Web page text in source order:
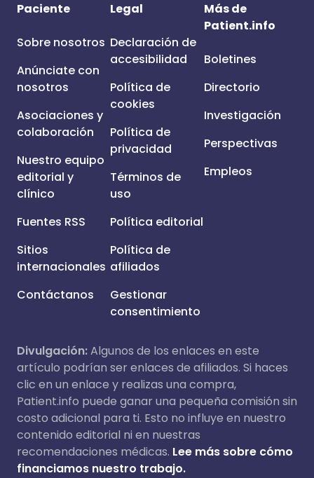
Paciente
Sobre nosotros
Anúnciate con
nosotros
Asociaciones y
colaboración
Nuestro equipo
editorial y
clínico
Fuentes RSS
Sitios
internacionales
Contáctanos
Legal
Declaración de
accesibilidad
Política de
cookies
Política de
privacidad
Términos de
uso
Política editorial
Política de
afiliados
Gestionar
consentimiento
Más de
Patient.info
Boletines
Directorio
Investigación
Perspectivas
Empleos
Divulgación:Algunos de los enlaces en este
artículo podrían ser enlaces de afiliados. Si haces
clic en un enlace y realizas una compra,
Patient.info puede ganar una pequeña comisión sin
costo adicional para ti. Esto no influye en nuestro
contenido editorial ni en nuestras
recomendaciones médicas. Lee más sobre cómo
financiamos nuestro trabajo.